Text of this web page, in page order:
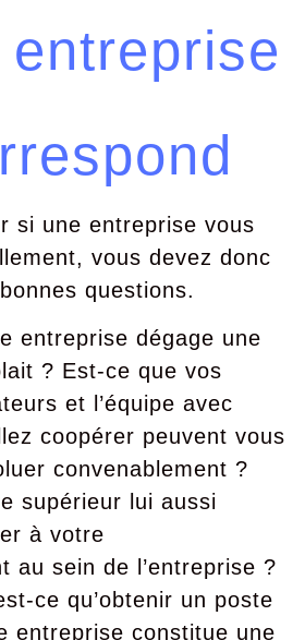
si une entreprise vous
vous devez donc
questions.
entreprise dégage une
? Est-ce que vos
et l’équipe avec
coopérer peuvent vous
convenablement ?
supérieur lui aussi
à votre
au sein de l’entreprise ?
ce qu’obtenir un poste
entreprise constitue une